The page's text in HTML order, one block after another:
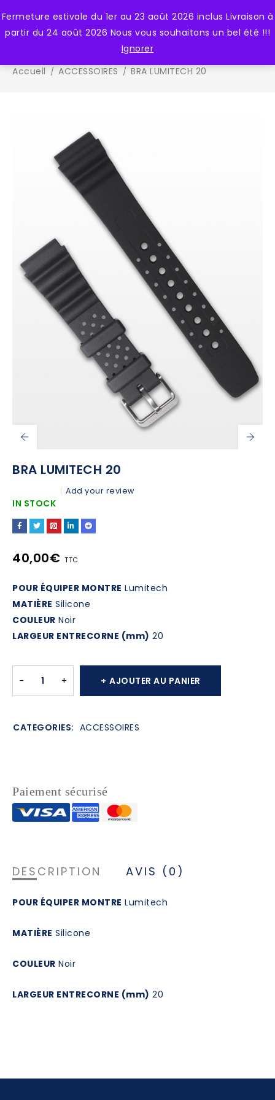
Fermeture estivale du 1er au 23 août 2026 inclus Livraison à
partir du 24 août 2026 Nous vous souhaitons un bel été !!!
Ignorer
0
Accueil / ACCESSOIRES / BRA LUMITECH 20
BRA LUMITECH 20
IN STOCK
Add your review
40,00€ TTC
POUR ÉQUIPER MONTRE Lumitech
MATIÈRE Silicone
COULEUR Noir
LARGEUR ENTRECORNE (mm) 20
AJOUTER AU PANIER
CATEGORIES: ACCESSOIRES
Paiement sécurisé
DESCRIPTION AVIS (0)
POUR ÉQUIPER MONTRE Lumitech
MATIÈRE Silicone
COULEUR Noir
LARGEUR ENTRECORNE (mm) 20